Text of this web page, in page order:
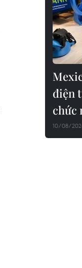
điện
chức
10/08/